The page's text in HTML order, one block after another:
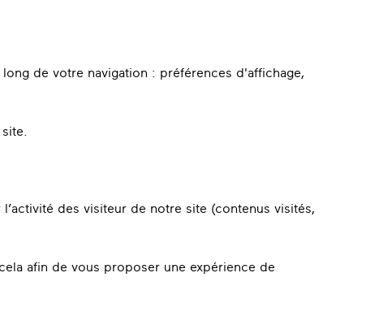
de votre navigation : préférences d'affichage,
des visiteur de notre site (contenus visités,
afin de vous proposer une expérience de